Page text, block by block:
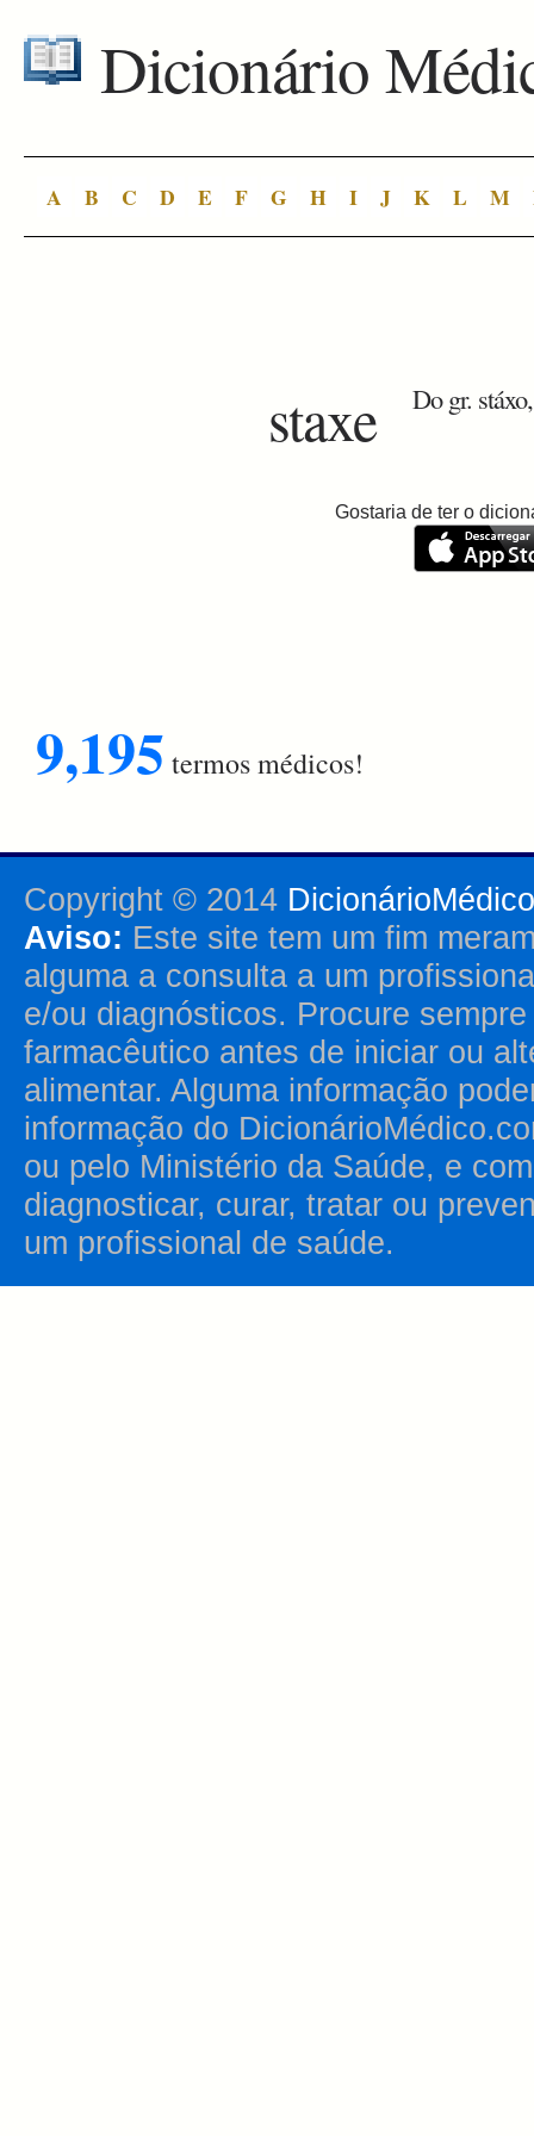
Dicionário
A B C D E F G H I J K L M
staxe Do gr.
Gostaria de ter o
9,195 termos médicos!
Copyright © 2014
Aviso: Este site tem um fim
alguma a consulta a um
e/ou diagnósticos. Procure
farmacêutico antes de iniciar ou
alimentar. Alguma informação
informação do
ou pelo Ministério da Saúde, e
diagnosticar, curar, tratar ou
um profissional de saúde.